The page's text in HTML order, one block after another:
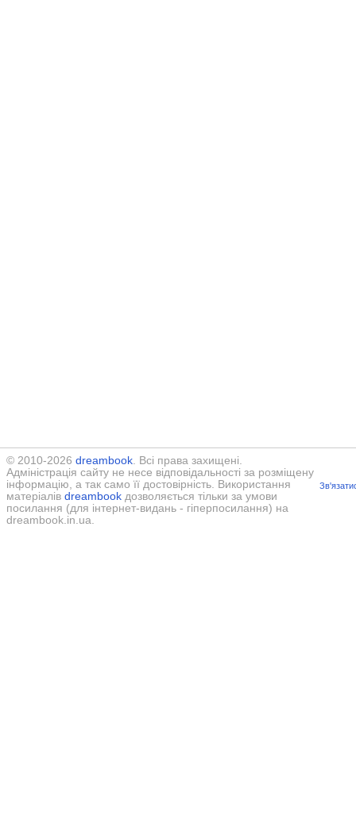
© 2010-2026 dreambook. Всі права захищені.
Адміністрація сайту не несе відповідальності за розміщену
інформацію, а так само її достовірність. Використання
матеріалів dreambook дозволяється тільки за умови
посилання (для інтернет-видань - гіперпосилання) на
dreambook.in.ua.